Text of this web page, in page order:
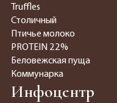
Truffles
Столичный
Птичье молоко
PROTEIN 22%
Беловежская пуща
Коммунарка
Инфоцентр